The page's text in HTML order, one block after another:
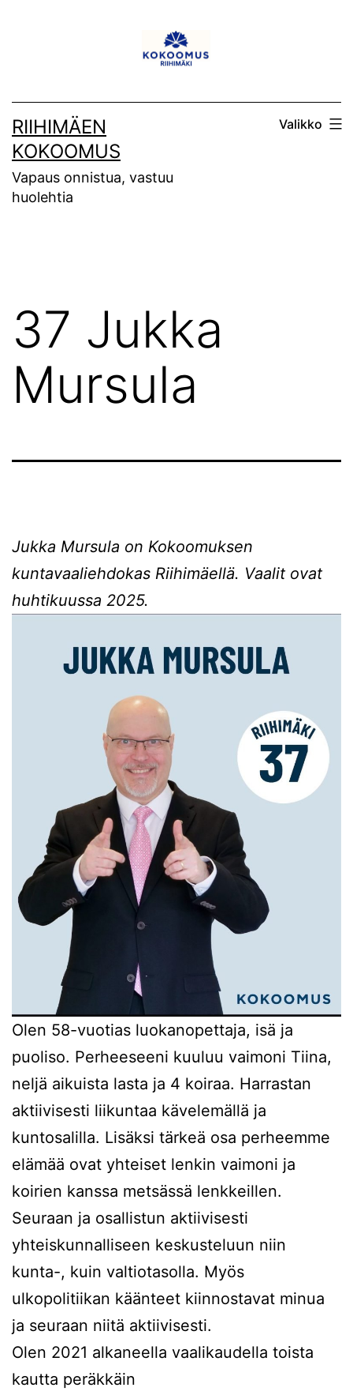
RIIHIMÄEN
KOKOOMUS
Vapaus onnistua, vastuu
huolehtia
Valikko
37 Jukka
Mursula
Jukka Mursula on Kokoomuksen
kuntavaaliehdokas Riihimäellä. Vaalit ovat
huhtikuussa 2025.
Olen 58-vuotias luokanopettaja, isä ja
puoliso. Perheeseeni kuuluu vaimoni Tiina,
neljä aikuista lasta ja 4 koiraa. Harrastan
aktiivisesti liikuntaa kävelemällä ja
kuntosalilla. Lisäksi tärkeä osa perheemme
elämää ovat yhteiset lenkin vaimoni ja
koirien kanssa metsässä lenkkeillen.
Seuraan ja osallistun aktiivisesti
yhteiskunnalliseen keskusteluun niin
kunta-, kuin valtiotasolla. Myös
ulkopolitiikan käänteet kiinnostavat minua
ja seuraan niitä aktiivisesti.
Olen 2021 alkaneella vaalikaudella toista
kautta peräkkäin